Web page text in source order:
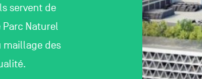
servent de
Naturel
maillage des